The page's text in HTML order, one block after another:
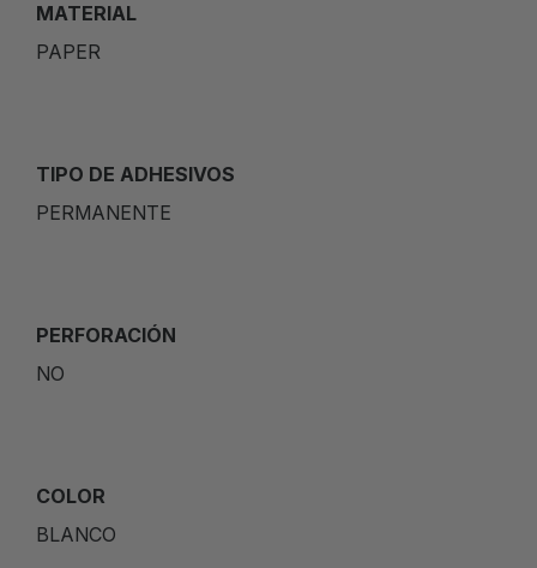
MATERIAL
PAPER
TIPO DE ADHESIVOS
PERMANENTE
PERFORACIÓN
NO
COLOR
BLANCO